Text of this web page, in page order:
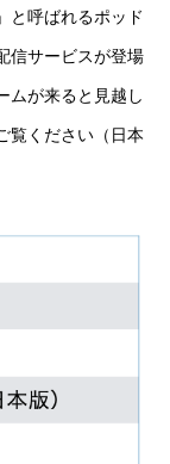
と呼ばれるポッド
信サービスが登場
ムが来ると見越し
覧ください（日本